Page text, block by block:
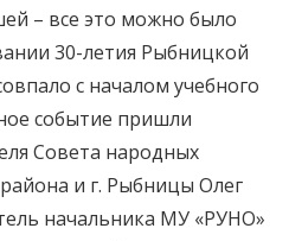
– все это можно было
30-летия Рыбницкой
с началом учебного
событие пришли
Совета народных
и г. Рыбницы Олег
начальника МУ «РУНО»